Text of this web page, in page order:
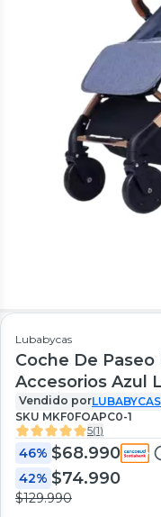
Lubabycas
Coche De
Accesorios Azul
Vendido porLUBABYCAS
SKU MKF0FOAPC0-1
5(1)
46% $68.990
42% $74.990
$129.990